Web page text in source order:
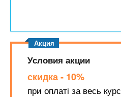
t
а
в
Условия акции
скидка - 10%
при оплаті за весь курс